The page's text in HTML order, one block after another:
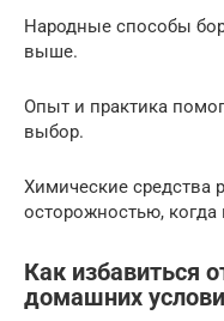
Народные способы
выше.
Опыт и практика
выбор.
Химические средства
осторожностью,
Как избавиться
домашних